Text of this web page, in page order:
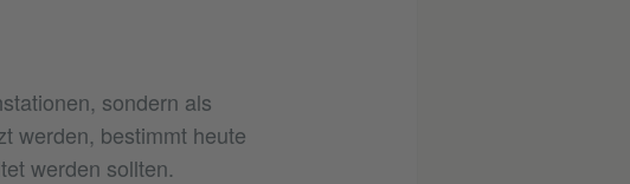
sondern als
werden, bestimmt heute
werden sollten.